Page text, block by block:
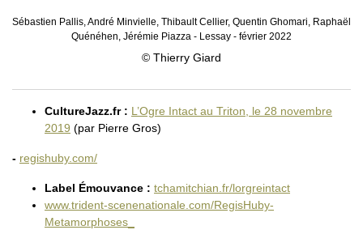
Sébastien Pallis, André Minvielle, Thibault Cellier, Quentin Ghomari, Raphaël
Quénéhen, Jérémie Piazza - Lessay - février 2022
© Thierry Giard
CultureJazz.fr : L’Ogre Intact au Triton, le 28 novembre
2019 (par Pierre Gros)
- regishuby.com/
Label Émouvance : tchamitchian.fr/lorgreintact
www.trident-scenenationale.com/RegisHuby-
Metamorphoses_